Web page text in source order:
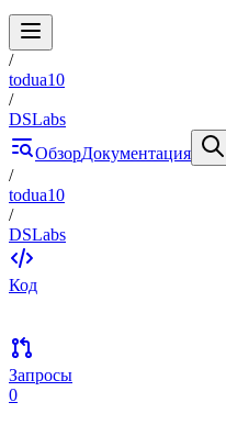
/
todua10
/
DSLabs
ОбзорДокументация
/
todua10
/
DSLabs
Код
Запросы
0